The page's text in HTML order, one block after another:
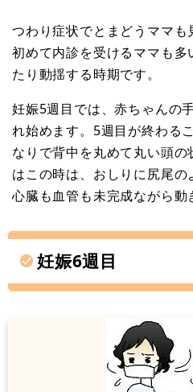
つわり症状でとまどうママ
初めて内診を受けるママも
たり動揺する時期です。
妊娠5週目では、赤ちゃんの
れ始めます。5週目が終わる
なりで背中を丸めて丸い頭
はこの時は、おしりに尻尾の
心臓も血管も未完成ながら動
妊娠6週目